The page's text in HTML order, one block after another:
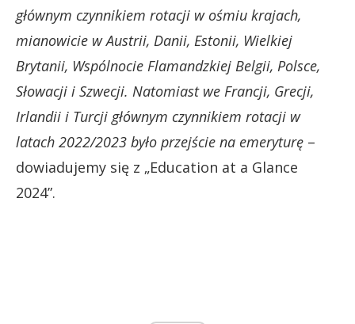
głównym czynnikiem rotacji w ośmiu krajach,
mianowicie w Austrii, Danii, Estonii, Wielkiej
Brytanii, Wspólnocie Flamandzkiej Belgii, Polsce,
Słowacji i Szwecji. Natomiast we Francji, Grecji,
Irlandii i Turcji głównym czynnikiem rotacji w
latach 2022/2023 było przejście na emeryturę –
dowiadujemy się z „Education at a Glance
2024”.